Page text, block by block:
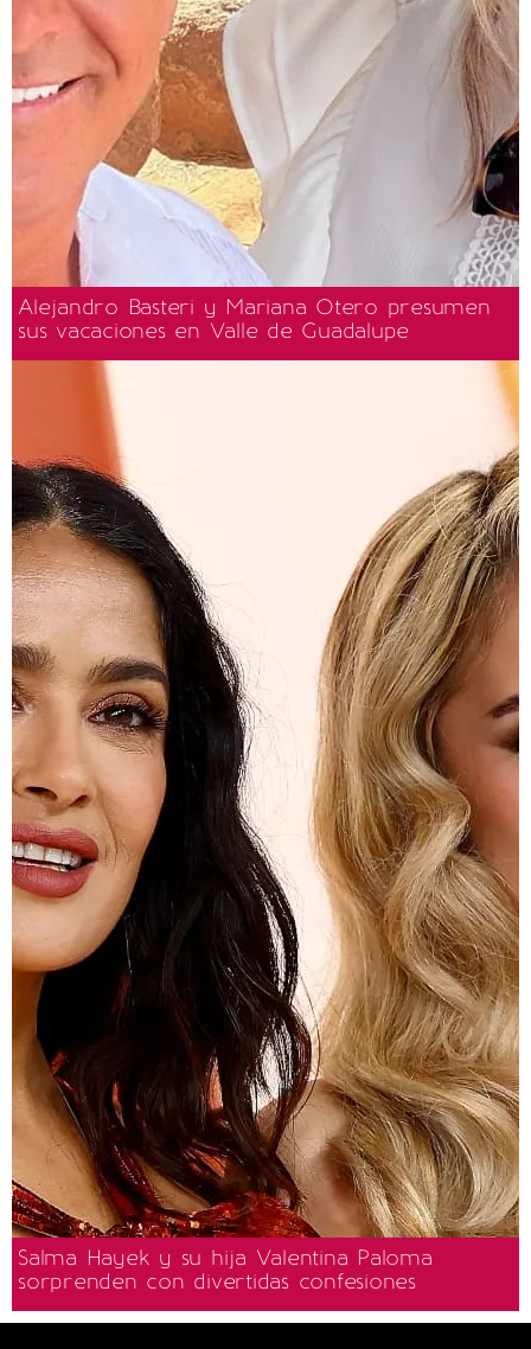
Alejandro Basteri y Mariana Otero presumen
sus vacaciones en Valle de Guadalupe
Salma Hayek y su hija Valentina Paloma
sorprenden con divertidas confesiones